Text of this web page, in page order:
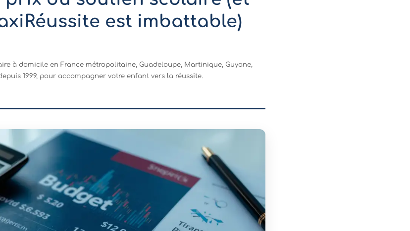
est imbattable)
à domicile en France métropolitaine, Guadeloupe, Martinique, Guyane,
1999, pour accompagner votre enfant vers la réussite.